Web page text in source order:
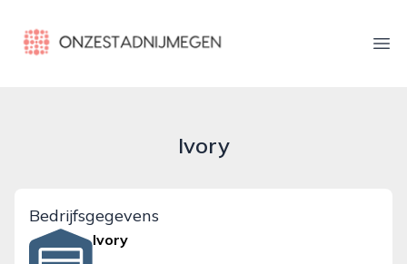
onzestadnijmegen.nl
Ivory
Bedrijfsgegevens
Ivory